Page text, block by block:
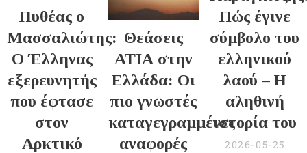
Πυθέας ο
Μασσαλιώτης:
Ο Έλληνας
εξερευνητής
που έφτασε
στον
Αρκτικό
Θεάσεις
ΑΤΙΑ στην
Ελλάδα: Οι
πιο γνωστές
καταγεγραμμένες
αναφορές
Πώς έγινε
σύμβολο του
ελληνικού
λαού – Η
αληθινή
ιστορία του
2026-05-25